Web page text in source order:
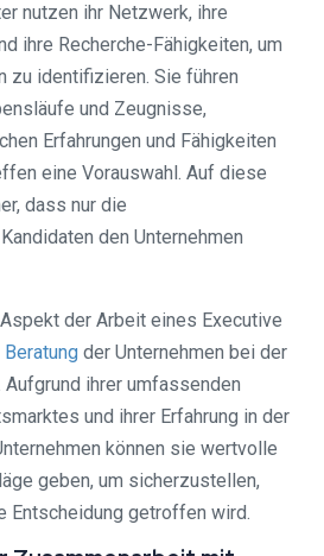
nutzen ihr Netzwerk, ihre
ihre Recherche-Fähigkeiten, um
zu identifizieren. Sie führen
und Zeugnisse,
Erfahrungen und Fähigkeiten
eine Vorauswahl. Auf diese
dass nur die
den Unternehmen
der Arbeit eines Executive
Beratung der Unternehmen bei der
ihrer umfassenden
und ihrer Erfahrung in der
können sie wertvolle
geben, um sicherzustellen,
Entscheidung getroffen wird.